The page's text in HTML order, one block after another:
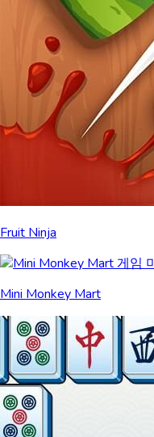
Fruit Ninja
Mini Monkey Mart